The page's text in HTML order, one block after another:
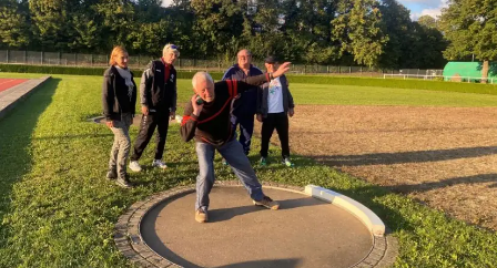
Hersfeld-Rotenburg
Hochtaunus
Lahn-Dill
Limburg-Weilburg
Main-Kinzig und Stadt Hanau
Baseball & Softball
Basketball
Behinderten- und Rehabilitations-Sport
Billard
Bob- und Schlittensport
Dt. Olympische Gesellschaft
Hochschulsport
Kneipp-Bund Hessen
Naturfreunde Hessen
RKB Solidarität